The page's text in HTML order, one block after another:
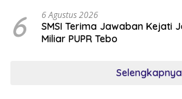
6 6 Agustus 2026
SMSI Terima Jawaban Kejati
Miliar PUPR Tebo
Selengkapnya